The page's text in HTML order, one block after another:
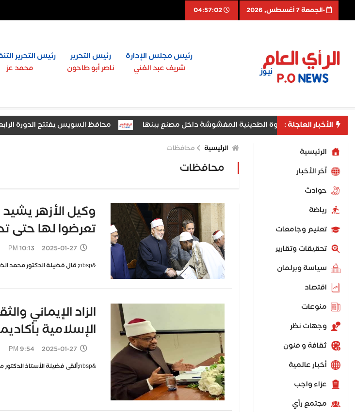
-الجمعة 7 أغسطس, 2026 04:57:04
رئيس مجلس الإدارة
شريف عبد الغني
رئيس التحرير
ناصر أبو طاحون
رئيس التحرير
محمد عز
الأخبار العاجلة :
تضبط طن حلاوة الطحينية المغشوشة داخل مصنع ببنها محافظ السويس يفتتح الدورة الرابعة لمعرض
لناشئات اليد إلى نصف نهائي بطولة العالم
الرئيسية
اّخر الأخبار
حوادث
رياضة
تعليم وجامعات
تحقيقات وتقارير
سياسة وبرلمان
اقتصاد
منوعات
وجهات نظر
ثقافة و فنون
أخبار عالمية
عزاء واجب
مجتمع رأي
الرئيسية محافظات
محافظات
وكيل الأزهر
تعرضوا لها حتى
2025-01-27 10:13 PM
&nbsp; قال فضيلة الدكتور محمد الضويني، وكيل الأزهر الشريف: إن معجزة الإسراء والمعراج هي رمز للفرج وا
الزاد الإيماني
الإسلامية
2025-01-27 9:54 PM
&nbsp;ألقى فضيلة الأستاذ الدكتور محمد عبد الدايم الجندي، الأمين العام لمجمع البحوث الإسلامية، محاضر